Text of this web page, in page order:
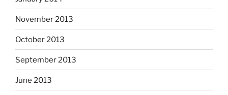
November 2013
October 2013
September 2013
June 2013